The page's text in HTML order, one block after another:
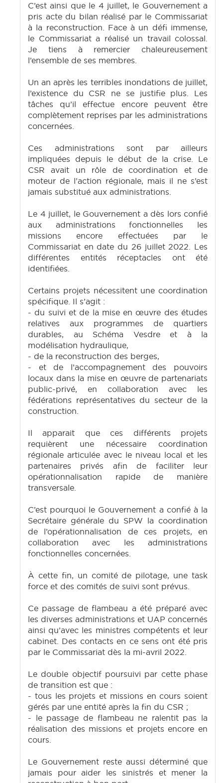
C’est ainsi que le 4 juillet, le Gouvernement a
pris acte du bilan réalisé par le Commissariat
à la reconstruction. Face à un défi immense,
le Commissariat a réalisé un travail colossal.
Je tiens à remercier chaleureusement
l’ensemble de ses membres.
Un an après les terribles inondations de juillet,
l’existence du CSR ne se justifie plus. Les
tâches qu’il effectue encore peuvent être
complètement reprises par les administrations
concernées.
Ces administrations sont par ailleurs
impliquées depuis le début de la crise. Le
CSR avait un rôle de coordination et de
moteur de l’action régionale, mais il ne s’est
jamais substitué aux administrations.
Le 4 juillet, le Gouvernement a dès lors confié
aux administrations fonctionnelles les
missions encore effectuées par le
Commissariat en date du 26 juillet 2022. Les
différentes entités réceptacles ont été
identifiées.
Certains projets nécessitent une coordination
spécifique. Il s’agit :
- du suivi et de la mise en œuvre des études
relatives aux programmes de quartiers
durables, au Schéma Vesdre et à la
modélisation hydraulique,
- de la reconstruction des berges,
- et de l’accompagnement des pouvoirs
locaux dans la mise en œuvre de partenariats
public-privé, en collaboration avec les
fédérations représentatives du secteur de la
construction.
Il apparait que ces différents projets
requièrent une nécessaire coordination
régionale articulée avec le niveau local et les
partenaires privés afin de faciliter leur
opérationnalisation rapide de manière
transversale.
C’est pourquoi le Gouvernement a confié à la
Secrétaire générale du SPW la coordination
de l’opérationnalisation de ces projets, en
collaboration avec les administrations
fonctionnelles concernées.
À cette fin, un comité de pilotage, une task
force et des comités de suivi sont prévus.
Ce passage de flambeau a été préparé avec
les diverses administrations et UAP concernés
ainsi qu’avec les ministres compétents et leur
cabinet. Des contacts en ce sens ont été pris
par le Commissariat dès la mi-avril 2022.
Le double objectif poursuivi par cette phase
de transition est que :
- tous les projets et missions en cours soient
gérés par une entité après la fin du CSR ;
- le passage de flambeau ne ralentit pas la
réalisation des missions et projets encore en
cours.
Le Gouvernement reste aussi déterminé que
jamais pour aider les sinistrés et mener la